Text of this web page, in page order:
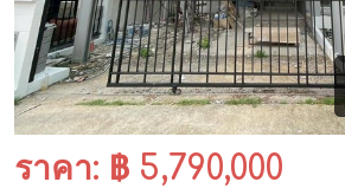
ราคา: ฿ 5,790,000